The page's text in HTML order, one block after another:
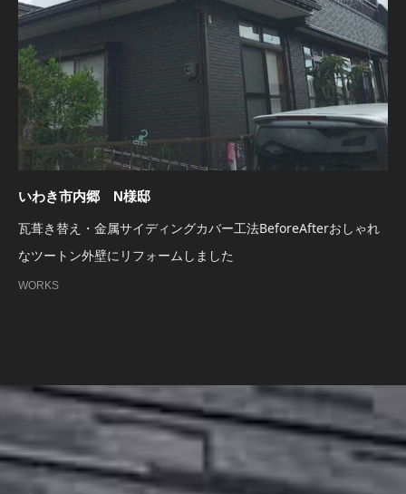
いわき市内郷 N様邸
瓦葺き替え・金属サイディングカバー工法BeforeAfterおしゃれ
なツートン外壁にリフォームしました
WORKS